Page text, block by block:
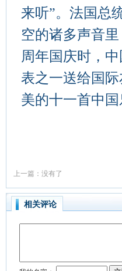
来听”。法国总
空的诸多声音
周年国庆时，
表之一送给国
美的十一首中国
上一篇：没有了
相关评论